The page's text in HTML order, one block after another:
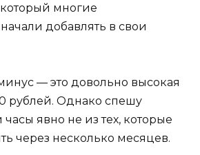
многие
добавлять в свои
— это довольно высокая
рублей. Однако спешу
часы явно не из тех, которые
через несколько месяцев.